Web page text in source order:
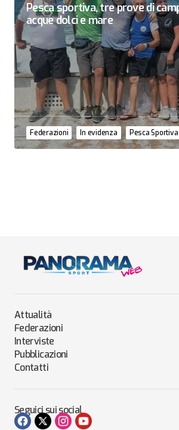
Pesca sportiva, tre prove di
acque dolci e mare
Federazioni In evidenza Pesca Sportiva
Attualità
Federazioni
Interviste
Pubblicazioni
Contatti
Seguici sui social